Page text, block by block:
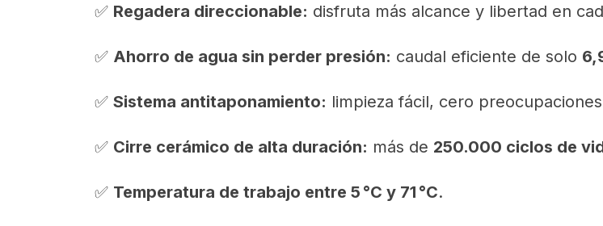
✅ Regadera direccionable: disfruta más alcance y libertad en
✅ Ahorro de agua sin perder presión: caudal eficiente de solo
✅ Sistema antitaponamiento: limpieza fácil, cero
✅ Cirre cerámico de alta duración: más de 250.000 ciclos de
✅ Temperatura de trabajo entre 5 °C y 71 °C.